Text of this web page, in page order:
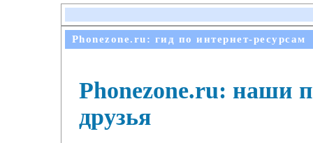
Phonezone.ru: гид по интернет-ресурсам
Phonezone.ru: наши
друзья